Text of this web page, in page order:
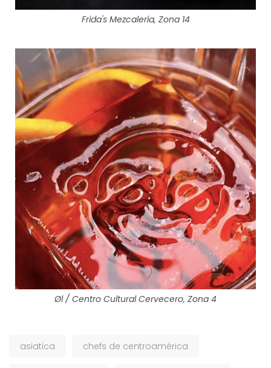
Frida's Mezcalería, Zona 14
Øl / Centro Cultural Cervecero, Zona 4
asiatica chefs de centroamérica